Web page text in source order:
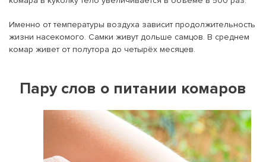
Именно от температуры воздуха зависит продолжительность
жизни насекомого. Самки живут дольше самцов. В среднем
комар живет от полутора до четырёх месяцев.
Пару слов о питании комаров